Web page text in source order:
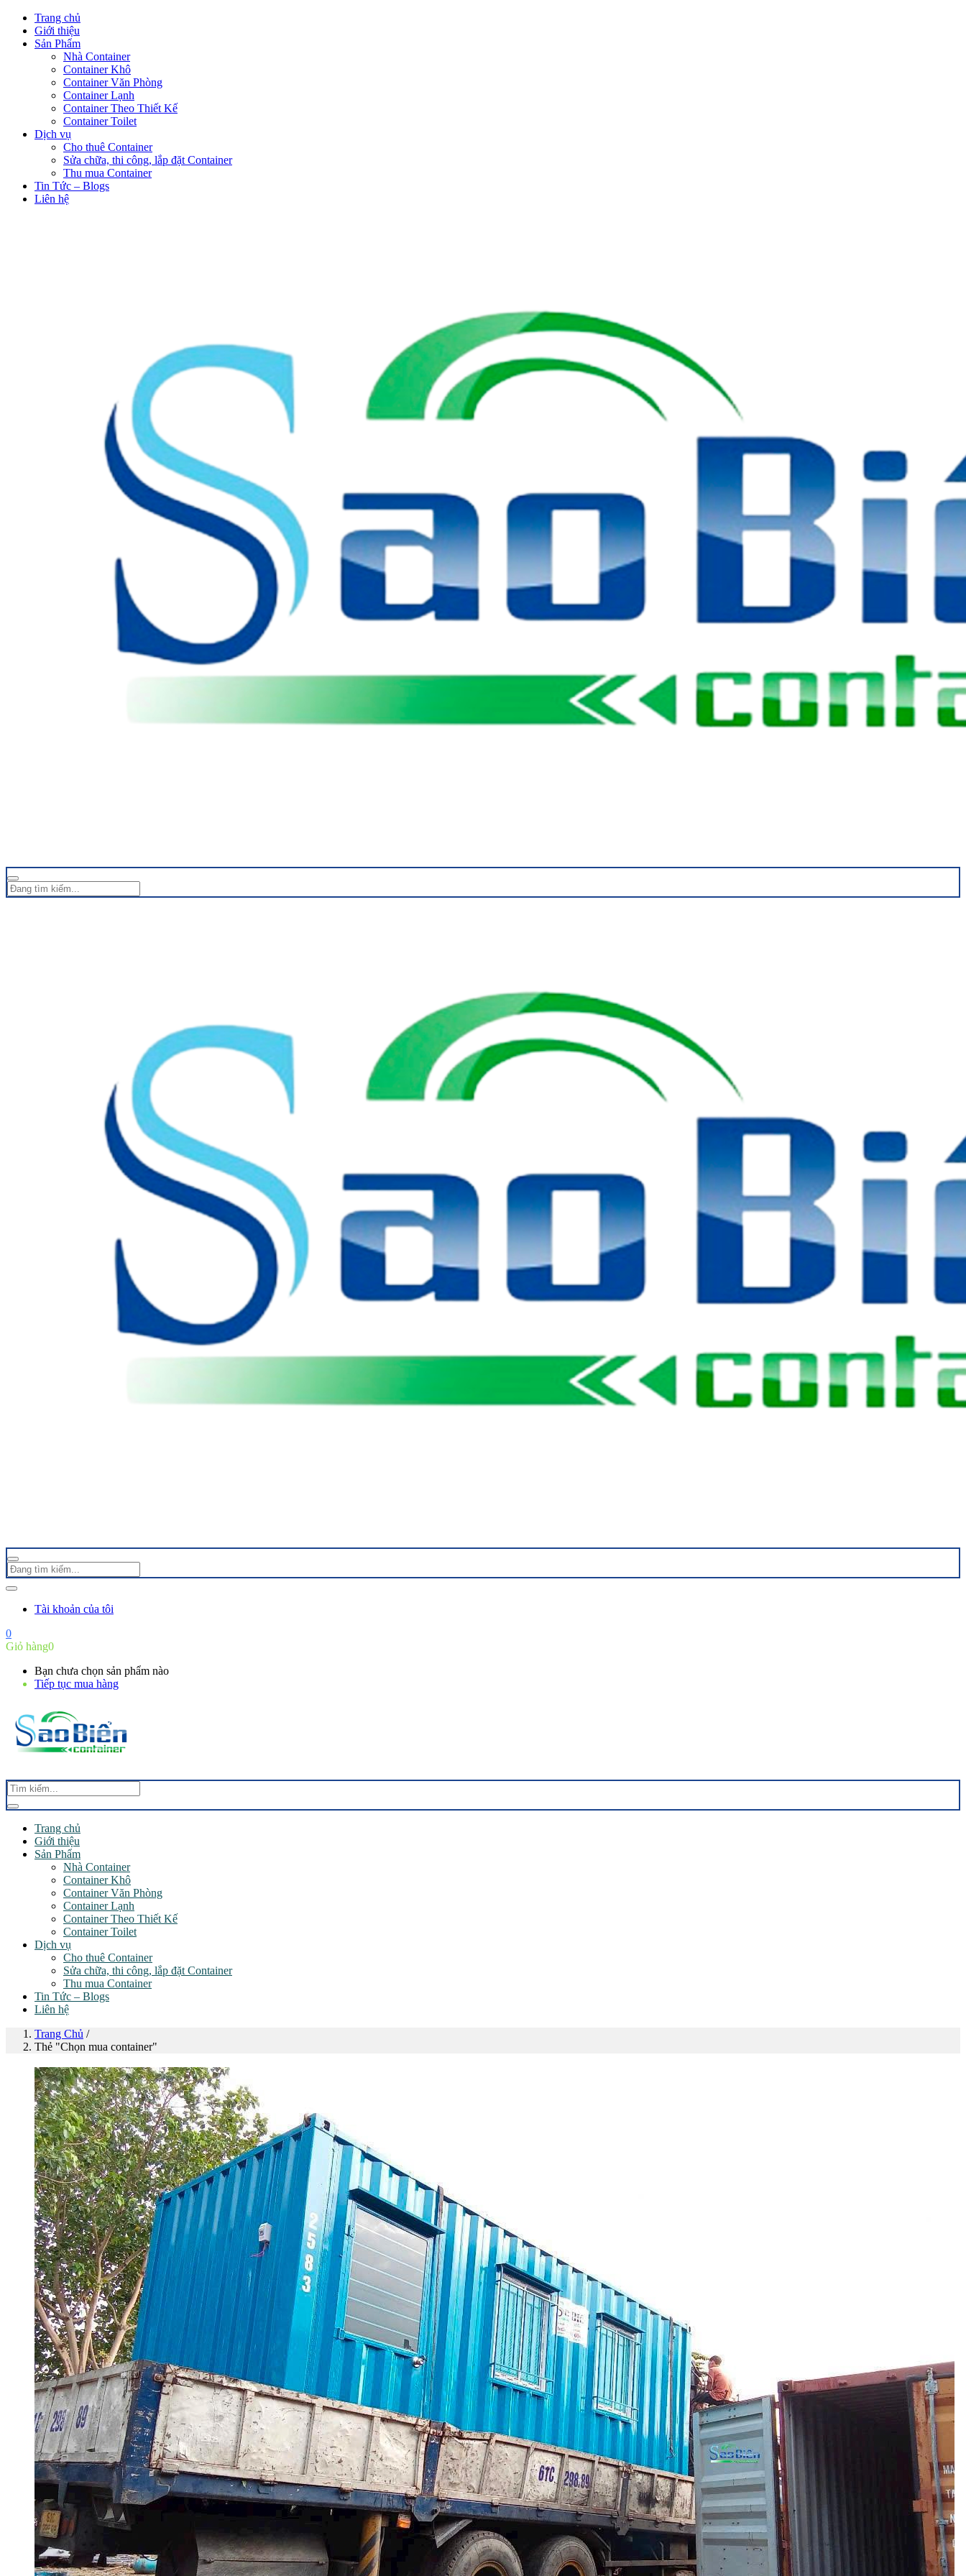
Trang chủ
Giới thiệu
Sản Phẩm
Nhà Container
Container Khô
Container Văn Phòng
Container Lạnh
Container Theo Thiết Kế
Container Toilet
Dịch vụ
Cho thuê Container
Sửa chữa, thi công, lắp đặt Container
Thu mua Container
Tin Tức – Blogs
Liên hệ
Tài khoản của tôi
0
Giỏ hàng0
Bạn chưa chọn sản phẩm nào
Tiếp tục mua hàng
Trang chủ
Giới thiệu
Sản Phẩm
Nhà Container
Container Khô
Container Văn Phòng
Container Lạnh
Container Theo Thiết Kế
Container Toilet
Dịch vụ
Cho thuê Container
Sửa chữa, thi công, lắp đặt Container
Thu mua Container
Tin Tức – Blogs
Liên hệ
Trang Chủ /
Thẻ "Chọn mua container"